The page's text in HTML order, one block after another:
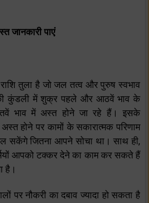
जानकारी पाएं
तुला है जो जल तत्व और पुरुष स्वभाव
की कुंडली में शुक्र पहले और आठवें भाव के
भाव में अस्त होने जा रहे हैं। इसके
होने पर कामों के सकारात्मक परिणाम
सकेंगे जितना आपने सोचा था। साथ ही,
आपको टक्कर देने का काम कर सकते हैं
है।
पर नौकरी का दबाव ज्यादा हो सकता है